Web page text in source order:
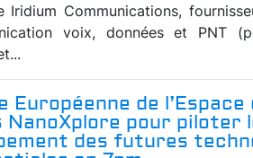
Iridium Communications,
voix, données et PNT
Européenne de
pour piloter
des futures